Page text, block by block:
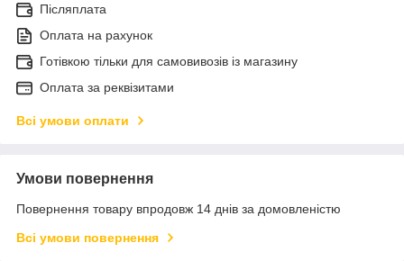
Післяплата
Оплата на рахунок
Готівкою тільки для самовивозів із магазину
Оплата за реквізитами
Всі умови оплати
Умови повернення
Повернення товару впродовж 14 днів за домовленістю
Всі умови повернення